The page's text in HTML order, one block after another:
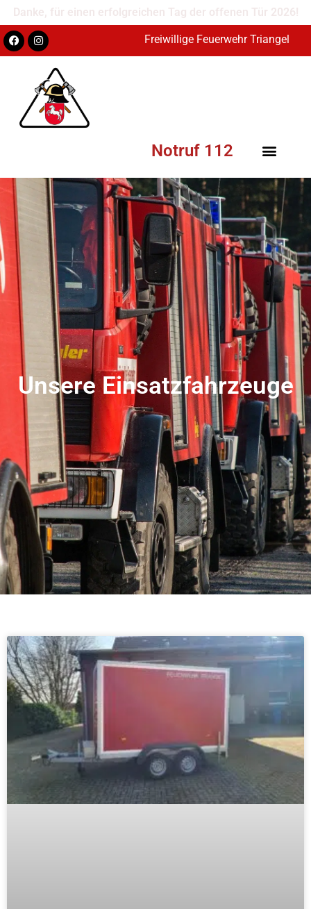
Freiwillige Feuerwehr Triangel
Notruf 112
Unsere Einsatz­fahrzeuge